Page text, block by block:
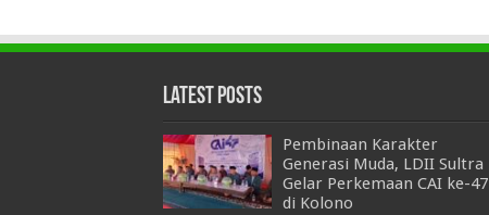
Latest Posts
Pembinaan Karakter
Generasi Muda, LDII Sultra
Gelar Perkemaan CAI ke-47
di Kolono